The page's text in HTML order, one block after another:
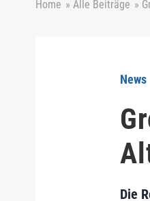
Home » Alle Beiträge »
News
Die